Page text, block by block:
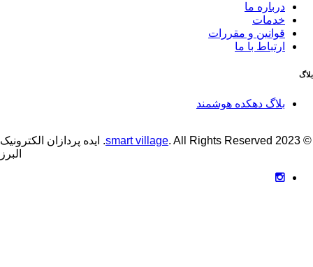
درباره ما
خدمات
قوانین و مقررات
ارتباط با ما
بلاگ
بلاگ دهکده هوشمند
© 2023
smart village. All Rights Reserved. ایده پردازان الکترونیک
البرز